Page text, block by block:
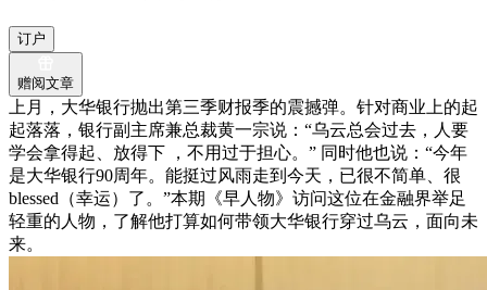
订户
赠阅文章
上月，大华银行抛出第三季财报季的震撼弹。针对商业上的起
起落落，银行副主席兼总裁黄一宗说：“乌云总会过去，人要
学会拿得起、放得下 ，不用过于担心。” 同时他也说：“今年
是大华银行90周年。能挺过风雨走到今天，已很不简单、很
blessed（幸运）了。”本期《早人物》访问这位在金融界举足
轻重的人物，了解他打算如何带领大华银行穿过乌云，面向未
来。